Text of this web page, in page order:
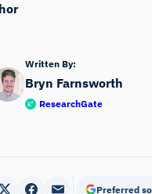
Written By:
Bryn Farnsworth
ResearchGate
Preferred